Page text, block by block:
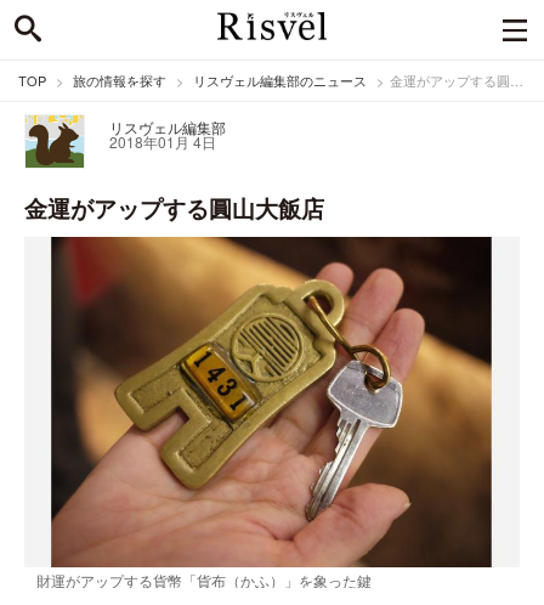
TOP 旅の情報を探す リスヴェル編集部のニュース 金運がアップする圓山大飯店
リスヴェル編集部
2018年01月 4日
金運がアップする圓山大飯店
財運がアップする貨幣「貨布（かふ）」を象った鍵